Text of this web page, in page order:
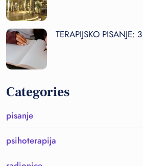
TERAPIJSKO PISANJE:
Categories
pisanje
psihoterapija